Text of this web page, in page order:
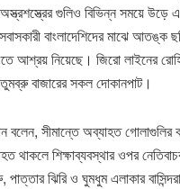
গুলিও বিভিন্ন সময়ে উড়ে
বাংলাদেশিদের মাঝে আতঙ্ক
আশ্রয় নিয়েছে। জিরো লাইনের
বাজারের সকল দোকানপাট।
বলেন, সীমান্তে অব্যাহত গোলাগুলির
শিক্ষাব্যবস্থার ওপর
ঝিরি ও ঘুমধুম এলাকার